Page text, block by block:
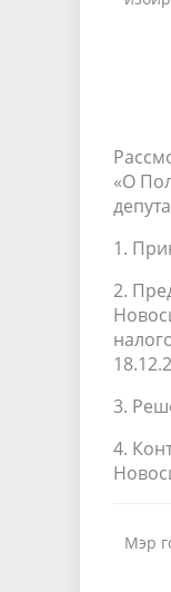
«О
1.
2.
3.
4.
Мэр